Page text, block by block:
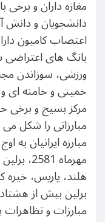
مغازه داران و برخی
دانشجویان و دانش
اعتصاب کامیون
بانگ های
ورزشی، سوزاندن
خمینی و خامنه ای
مرکز بسیج و برخی
مبارزاتی را شکل
هلند، پاریس، خیره
برلین بیش از
مبارزات و